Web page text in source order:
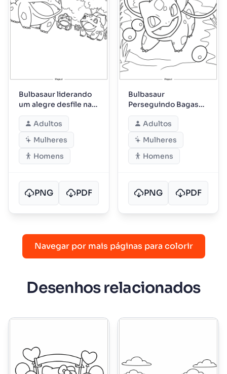
Bulbasaur liderando
um alegre desfile na
floresta
Adultos
Mulheres
Homens
PNG PDF
Bulbasaur
Perseguindo Bagas
Enquanto os Amigos
da Floresta Observam
Adultos
Mulheres
Homens
PNG PDF
Navegar por mais páginas para colorir
Desenhos relacionados